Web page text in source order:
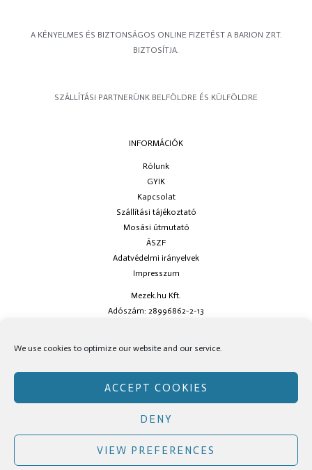
We use cookies to optimize our website and our service.
ACCEPT COOKIES
DENY
VIEW PREFERENCES
A KÉNYELMES ÉS BIZTONSÁGOS ONLINE FIZETÉST A BARION ZRT.
BIZTOSÍTJA.
SZÁLLÍTÁSI PARTNERÜNK BELFÖLDRE ÉS KÜLFÖLDRE
INFORMÁCIÓK
Rólunk
GYIK
Kapcsolat
Szállítási tájékoztató
Mosási útmutató
ÁSZF
Adatvédelmi irányelvek
Impresszum
Mezek.hu Kft.
Adószám: 28996862-2-13
social oldalainkon!
Copyright © Mezek.hu 2026 Mezek.hu
Facebook Instagram